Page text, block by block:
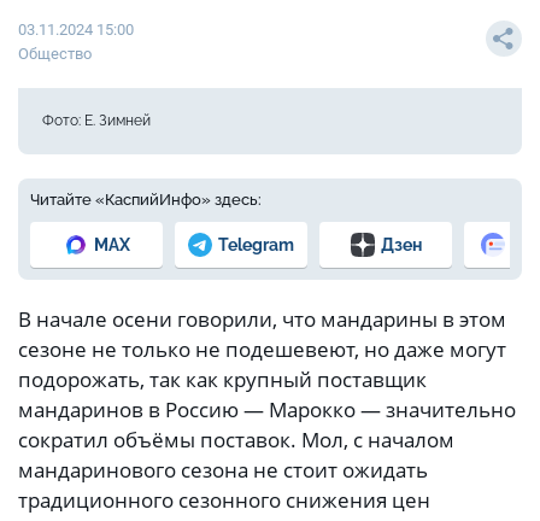
03.11.2024 15:00
Общество
Фото: Е. Зимней
Читайте «КаспийИнфо» здесь:
MAX Telegram Дзен
В начале осени говорили, что мандарины в этом
сезоне не только не подешевеют, но даже могут
подорожать, так как крупный поставщик
мандаринов в Россию — Марокко — значительно
сократил объёмы поставок. Мол, с началом
мандаринового сезона не стоит ожидать
традиционного сезонного снижения цен